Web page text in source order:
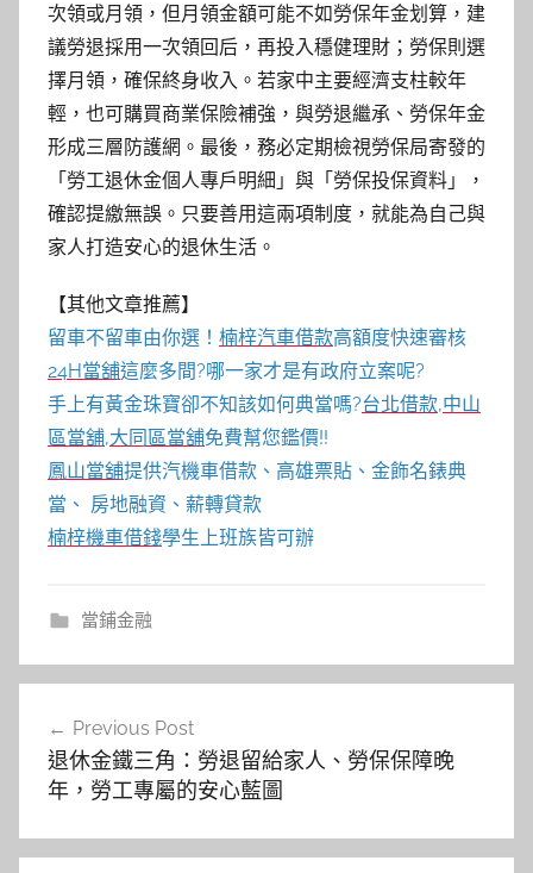
次領或月領，但月領金額可能不如勞保年金划算，建
議勞退採用一次領回后，再投入穩健理財；勞保則選
擇月領，確保終身收入。若家中主要經濟支柱較年
輕，也可購買商業保險補強，與勞退繼承、勞保年金
形成三層防護網。最後，務必定期檢視勞保局寄發的
「勞工退休金個人專戶明細」與「勞保投保資料」，
確認提繳無誤。只要善用這兩項制度，就能為自己與
家人打造安心的退休生活。
【其他文章推薦】
留車不留車由你選！ 楠梓汽車借款高額度快速審核
24H當舖這麼多間?哪一家才是有政府立案呢?
手上有黃金珠寶卻不知該如何典當嗎?台北借款,中山
區當舖,大同區當舖免費幫您鑑價!!
鳳山當舖提供汽機車借款、高雄票貼、金飾名錶典
當、 房地融資、薪轉貸款
楠梓機車借錢學生上班族皆可辦
當鋪金融
章
導
覽
Previous Post
退休金鐵三角：勞退留給家人、勞保保障晚
年，勞工專屬的安心藍圖